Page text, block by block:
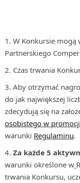
W Konkursie mogą
Partnerskiego
Czas trwania
Aby otrzymać
do jak największej
zdecydują się na
osobistego w promocji
warunki Regulaminu.
Za każde 5
warunki określone w
trwania Konkursu,